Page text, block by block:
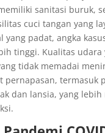
sanitasi buruk,
cuci tangan yang
yang padat, angka
tinggi. Kualitas udara
tidak memadai
pernapasan, termasuk
dan lansia, yang lebih